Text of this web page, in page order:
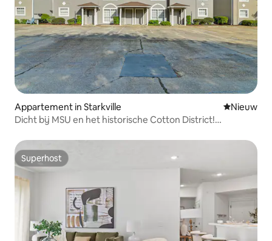
Appartement in Starkville Nieuwe
Nieuw
Dicht bij MSU en het historische Cotton District!
Superhost
Superhost